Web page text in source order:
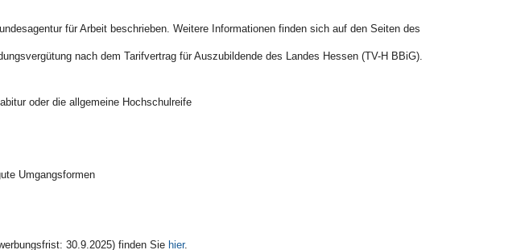
für Arbeit beschrieben. Weitere Informationen finden sich auf den Seiten des
nach dem Tarifvertrag für Auszubildende des Landes Hessen (TV-H BBiG).
oder die allgemeine Hochschulreife
Umgangsformen
30.9.2025) finden Sie hier.